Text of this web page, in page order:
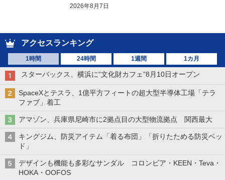
2026年8月7日
アクセスランキング
1時間 24時間 1週間 1カ月
スターバックス、横浜に“文化財カフェ”8月10日オープン
SpaceXとテスラ、1億平方フィートの超大型半導体工場「テラ
ファブ」着工
アマゾン、兵庫県尼崎市に2拠点目の大型物流拠点 関西最大
キングジム、防災アイテム「着る布団」「折りたためる防災ベッ
ド」
デザインも機能も多彩なサンダル コロンビア・KEEN・Teva・
HOKA・OOFOS